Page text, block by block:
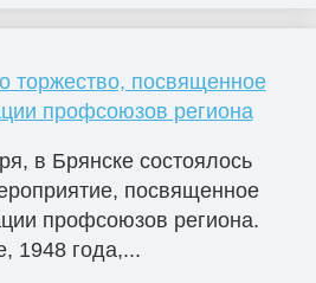
торжество, посвященное
профсоюзов региона
в Брянске состоялось
посвященное
профсоюзов региона.
1948 года,...